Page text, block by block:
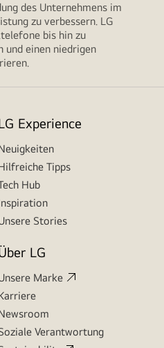
des Unternehmens im
zu verbessern. LG
bis hin zu
und einen niedrigen
Experience
Tipps
Hub
Stories
LG
Marke
Verantwortung